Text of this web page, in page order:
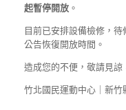
起暫停開放 。
目前已安排設備檢修，
公告恢復開放時間。
造成您的不便，敬請見諒
竹北國民運動中心｜新竹